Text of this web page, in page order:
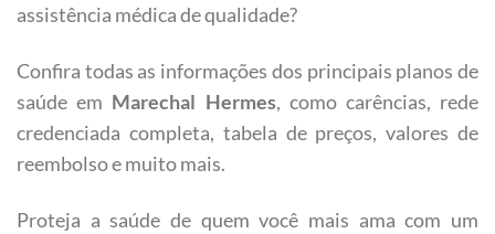
assistência médica de qualidade?
Confira todas as informações dos principais planos de
saúde em Marechal Hermes, como carências, rede
credenciada completa, tabela de preços, valores de
reembolso e muito mais.
Proteja a saúde de quem você mais ama com um